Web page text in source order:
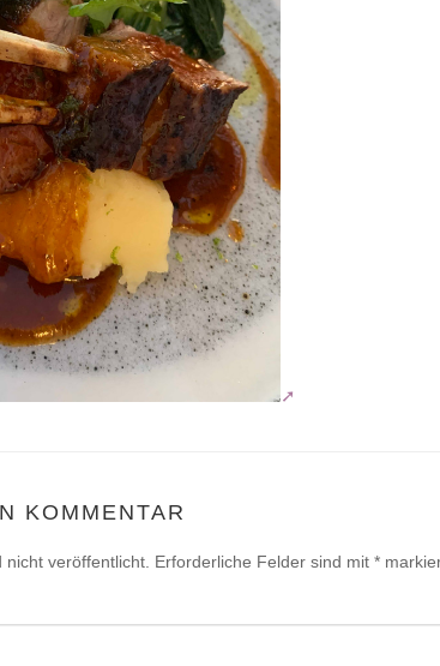
KOMMENTAR
veröffentlicht. Erforderliche Felder sind mit *